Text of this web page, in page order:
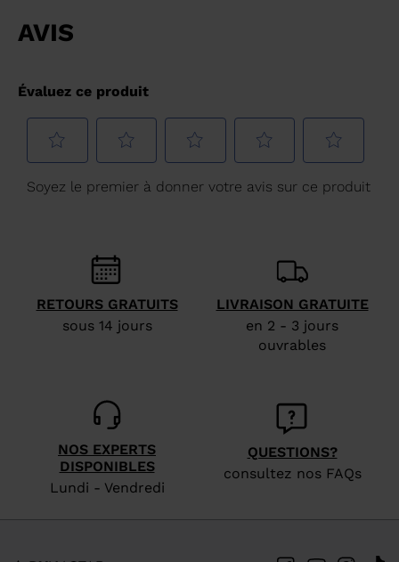
version
United
States.
RETOURS GRATUITS
sous 14 jours
LIVRAISON GRATUITE
en 2 - 3 jours
ouvrables
NOS EXPERTS
DISPONIBLES
Lundi - Vendredi
QUESTIONS?
consultez nos FAQs